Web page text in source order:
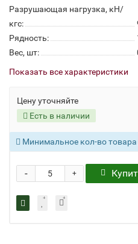
Разрушающая нагрузка, кН/
кгс:
Рядность:
Вес, шт:
Показать все характеристики
Цену уточняйте
Есть в наличии
Минимальное кол-во товара
+
-